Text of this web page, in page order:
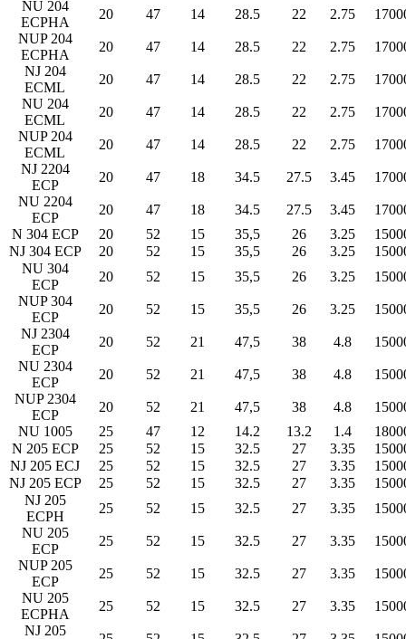
NU 204
ECPHA
20 47 14 28.5 22 2.75
NUP 204
ECPHA
20 47 14 28.5 22 2.75
NJ 204
ECML
20 47 14 28.5 22 2.75
NU 204
ECML
20 47 14 28.5 22 2.75
NUP 204
ECML
20 47 14 28.5 22 2.75
NJ 2204
ECP
20 47 18 34.5 27.5 3.45
NU 2204
ECP
20 47 18 34.5 27.5 3.45
N 304 ECP
20 52 15 35,5 26 3.25
NJ 304 ECP
20 52 15 35,5 26 3.25
NU 304
ECP
20 52 15 35,5 26 3.25
NUP 304
ECP
20 52 15 35,5 26 3.25
NJ 2304
ECP
20 52 21 47,5 38 4.8
NU 2304
ECP
20 52 21 47,5 38 4.8
NUP 2304
ECP
20 52 21 47,5 38 4.8
NU 1005
25 47 12 14.2 13.2 1.4
N 205 ECP
25 52 15 32.5 27 3.35
NJ 205 ECJ
25 52 15 32.5 27 3.35
NJ 205 ECP
25 52 15 32.5 27 3.35
NJ 205
ECPH
25 52 15 32.5 27 3.35
NU 205
ECP
25 52 15 32.5 27 3.35
NUP 205
ECP
25 52 15 32.5 27 3.35
NU 205
ECPHA
25 52 15 32.5 27 3.35
NJ 205